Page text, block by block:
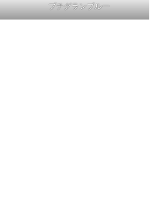
プチグランブルー